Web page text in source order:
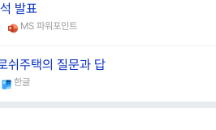
발표
MS 파워포인트
쉬주택의 질문과 답
한글